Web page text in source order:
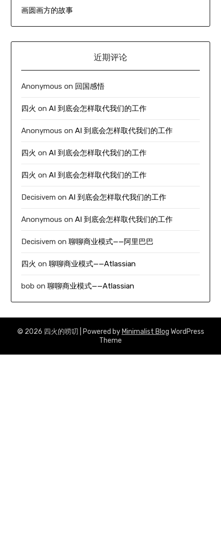
画圆画方的故事
近期评论
Anonymous on 回国感悟
四火 onAI 到底会怎样取代我们的工作
Anonymous onAI 到底会怎样取代我们的工作
四火 onAI 到底会怎样取代我们的工作
四火 onAI 到底会怎样取代我们的工作
Decisivem onAI 到底会怎样取代我们的工作
Anonymous onAI 到底会怎样取代我们的工作
Decisivem on聊聊商业模式——阿里巴巴
四火 on聊聊商业模式——Atlassian
bob on聊聊商业模式——Atlassian
© 2026 四火的唠叨 | Powered by Minimalist Blog WordPress
Theme